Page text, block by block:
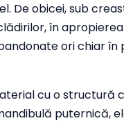
De obicei, sub
în
ori chiar
cu o structură
puternică,